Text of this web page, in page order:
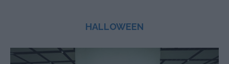
HALLOWEEN